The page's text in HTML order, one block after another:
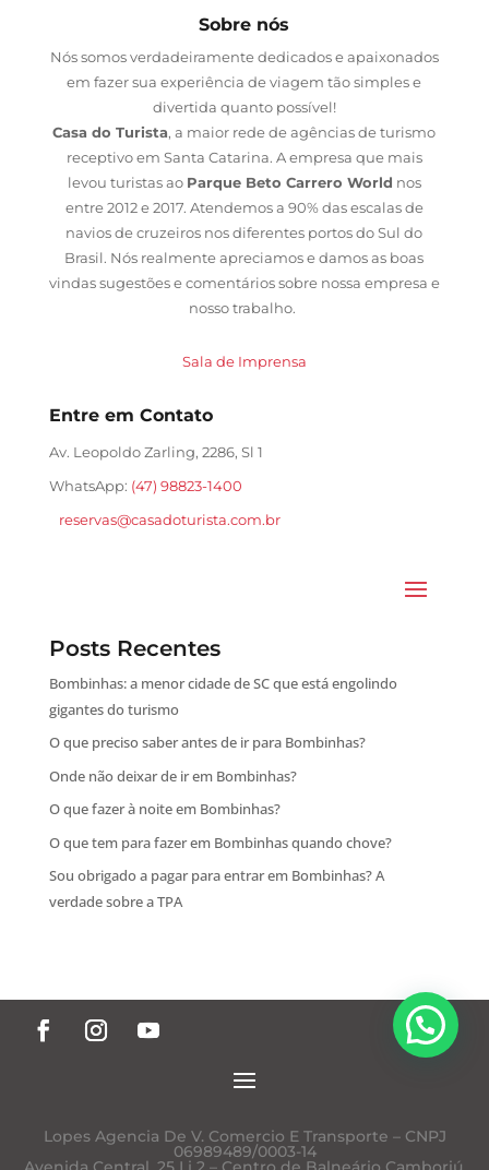
Sobre nós
Nós somos verdadeiramente dedicados e apaixonados
em fazer sua experiência de viagem tão simples e
divertida quanto possível!
Casa do Turista, a maior rede de agências de turismo
receptivo em Santa Catarina. A empresa que mais
levou turistas ao Parque Beto Carrero World nos
entre 2012 e 2017. Atendemos a 90% das escalas de
navios de cruzeiros nos diferentes portos do Sul do
Brasil. Nós realmente apreciamos e damos as boas
vindas sugestões e comentários sobre nossa empresa e
nosso trabalho.
Sala de Imprensa
Entre em Contato
Av. Leopoldo Zarling, 2286, Sl 1
WhatsApp: (47) 98823-1400
reservas@casadoturista.com.br
Posts Recentes
Bombinhas: a menor cidade de SC que está engolindo
gigantes do turismo
O que preciso saber antes de ir para Bombinhas?
Onde não deixar de ir em Bombinhas?
O que fazer à noite em Bombinhas?
O que tem para fazer em Bombinhas quando chove?
Sou obrigado a pagar para entrar em Bombinhas? A
verdade sobre a TPA
Lopes Agencia De V. Comercio E Transporte – CNPJ
06989489/0003-14